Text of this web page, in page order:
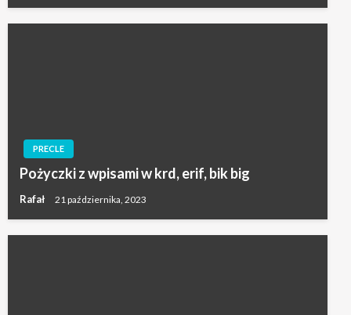
PRECLE
Pożyczki z wpisami w krd, erif, bik big
Rafał 21 października, 2023